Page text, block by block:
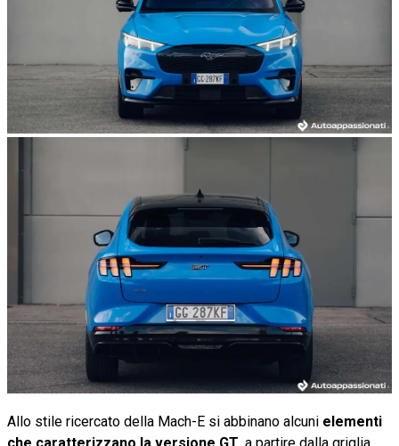
Allo stile ricercato della Mach-E si abbinano alcuni elementi